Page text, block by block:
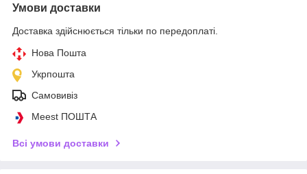
Умови доставки
Доставка здійснюється тільки по передоплаті.
Нова Пошта
Укрпошта
Самовивіз
Meest ПОШТА
Всі умови доставки